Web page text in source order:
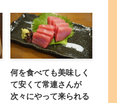
何を食べても美味しく
て安くて常連さんが
次々にやって来られる